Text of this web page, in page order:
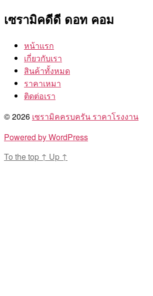
เซรามิคดีดี ดอท คอม
หน้าแรก
เกี่ยวกับเรา
สินค้าทั้งหมด
ราคาเหมา
ติดต่อเรา
© 2026 เซรามิคครบครัน ราคาโรงงาน
Powered by WordPress
To the top ↑ Up ↑